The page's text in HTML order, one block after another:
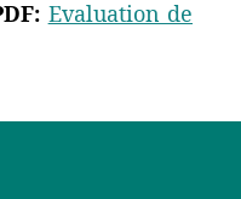
Evaluation de